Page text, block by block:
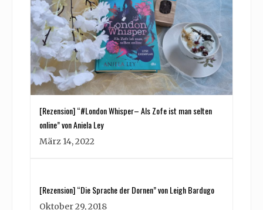
[Rezension] “#London Whisper– Als Zofe ist man selten
online” von Aniela Ley
März 14, 2022
[Rezension] “Die Sprache der Dornen” von Leigh Bardugo
Oktober 29, 2018